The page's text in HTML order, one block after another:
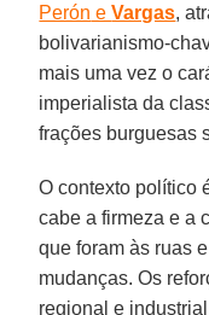
Perón eVargas,
bolivarianismo-
mais uma vez o
imperialista da
frações burguesas
O contexto político
cabe a firmeza e a
que foram às ruas
mudanças. Os
regional e